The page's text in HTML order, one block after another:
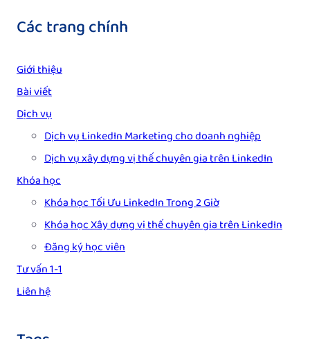
Các trang chính
Giới thiệu
Bài viết
Dịch vụ
Dịch vụ LinkedIn Marketing cho doanh nghiệp
Dịch vụ xây dựng vị thế chuyên gia trên LinkedIn
Khóa học
Khóa học Tối Ưu LinkedIn Trong 2 Giờ
Khóa học Xây dựng vị thế chuyên gia trên LinkedIn
Đăng ký học viên
Tư vấn 1-1
Liên hệ